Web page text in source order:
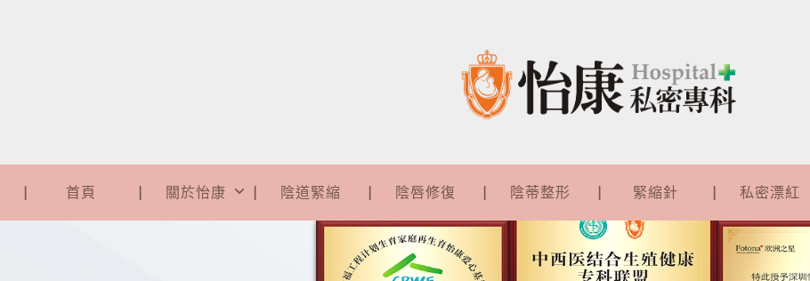
首頁 關於怡康 陰道緊縮 陰唇修復 陰蒂整形 緊縮針 私密漂紅